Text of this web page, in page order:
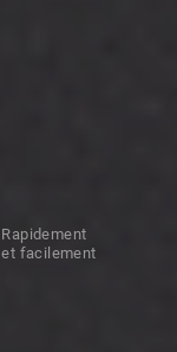
Rapidement
et facilement